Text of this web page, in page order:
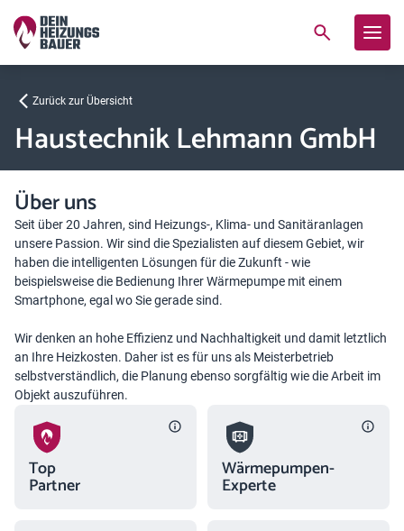
Zurück zur Übersicht
Haustechnik Lehmann GmbH
Über uns
Seit über 20 Jahren, sind Heizungs-, Klima- und Sanitäranlagen
unsere Passion. Wir sind die Spezialisten auf diesem Gebiet, wir
haben die intelligenten Lösungen für die Zukunft - wie
beispielsweise die Bedienung Ihrer Wärmepumpe mit einem
Smartphone, egal wo Sie gerade sind.
Wir denken an hohe Effizienz und Nachhaltigkeit und damit letztlich
an Ihre Heizkosten. Daher ist es für uns als Meisterbetrieb
selbstverständlich, die Planung ebenso sorgfältig wie die Arbeit im
Objekt auszuführen.
Top
Partner
Wärmepumpen-
Experte